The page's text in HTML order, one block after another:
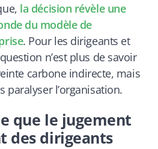
la décision révèle une
du modèle de
. Pour les dirigeants et
n’est plus de savoir
carbone indirecte, mais
paralyser l’organisation.
que le jugement
des dirigeants